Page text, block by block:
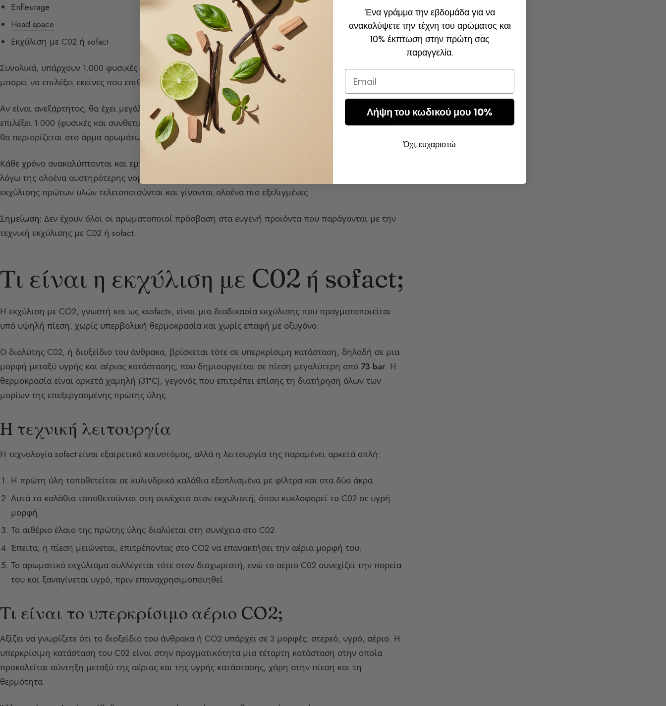
Enfleurage
Head space
Εκχύλιση με C02 ή sofact
Συνολικά, υπάρχουν 1.000 φυσικές πρώτες ύλες και 3.000 συνθετικές πρώτες ύλες. Ο αρωματοποιός
μπορεί να επιλέξει εκείνες που επιθυμεί να χρησιμοποιήσει, ανάλογα με τις προτιμήσεις.
Αν είναι ανεξάρτητος, θα έχει μεγάλη ελευθερία στην επιλογή των πρώτων υλών και συνήθως θα
επιλέξει 1.000 (φυσικές και συνθετικές). Ωστόσο, αν εργάζεται για μεγάλη εταιρεία, ο αρωματοποιός
θα περιορίζεται στο άρμα αρωμάτων της εταιρείας αυτής.
Κάθε χρόνο ανακαλύπτονται και εμπορεύονται νέες πρώτες ύλες, ενώ άλλες εξαφανίζονται, συχνά
λόγω της ολοένα αυστηρότερης νομοθεσίας. Ομοίως, με την πάροδο του χρόνου, οι τεχνικές
εκχύλισης πρώτων υλών τελειοποιούνται και γίνονται ολοένα πιο εξελιγμένες.
Σημείωση: Δεν έχουν όλοι οι αρωματοποιοί πρόσβαση στα ευγενή προϊόντα που παράγονται με την
τεχνική εκχύλισης με C02 ή sofact.
Τι είναι η εκχύλιση με C02 ή sofact;
Η εκχύλιση με CO2, γνωστή και ως «sofact», είναι μια διαδικασία εκχύλισης που πραγματοποιείται
υπό υψηλή πίεση, χωρίς υπερβολική θερμοκρασία και χωρίς επαφή με οξυγόνο.
Ο διαλύτης C02, ή διοξείδιο του άνθρακα, βρίσκεται τότε σε υπερκρίσιμη κατάσταση, δηλαδή σε μια
μορφή μεταξύ υγρής και αέριας κατάστασης, που δημιουργείται σε πίεση μεγαλύτερη από 73 bar. Η
θερμοκρασία είναι αρκετά χαμηλή (31°C), γεγονός που επιτρέπει επίσης τη διατήρηση όλων των
μορίων της επεξεργασμένης πρώτης ύλης.
Η τεχνική λειτουργία
Η τεχνολογία sofact είναι εξαιρετικά καινοτόμος, αλλά η λειτουργία της παραμένει αρκετά απλή:
Η πρώτη ύλη τοποθετείται σε κυλινδρικά καλάθια εξοπλισμένα με φίλτρα και στα δύο άκρα.
Αυτά τα καλάθια τοποθετούνται στη συνέχεια στον εκχυλιστή, όπου κυκλοφορεί το C02 σε υγρή
μορφή.
Το αιθέριο έλαιο της πρώτης ύλης διαλύεται στη συνέχεια στο C02.
Έπειτα, η πίεση μειώνεται, επιτρέποντας στο CO2 να επανακτήσει την αέρια μορφή του.
Το αρωματικό εκχύλισμα συλλέγεται τότε στον διαχωριστή, ενώ το αέριο C02 συνεχίζει την πορεία
του και ξαναγίνεται υγρό, πριν επαναχρησιμοποιηθεί.
Τι είναι το υπερκρίσιμο αέριο CO2;
Αξίζει να γνωρίζετε ότι το διοξείδιο του άνθρακα ή CO2 υπάρχει σε 3 μορφές: στερεό, υγρό, αέριο. Η
υπερκρίσιμη κατάσταση του C02 είναι στην πραγματικότητα μια τέταρτη κατάσταση στην οποία
προκαλείται σύντηξη μεταξύ της αέριας και της υγρής κατάστασης, χάρη στην πίεση και τη
θερμότητα.
Ένα γράμμα την εβδομάδα για να
ανακαλύψετε την τέχνη του αρώματος και
10% έκπτωση στην πρώτη σας
παραγγελία.
Email
Λήψη του κωδικού μου 10%
Όχι, ευχαριστώ